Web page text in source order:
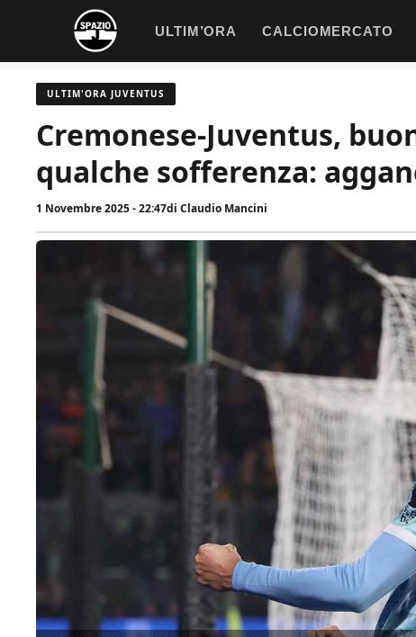
contenuto
ULTIM’ORA CALCIOMERCATO
ULTIM'ORA JUVENTUS
Cremonese-Juventus,
qualche sofferenza:
1 Novembre 2025 - 22:47di Claudio Mancini